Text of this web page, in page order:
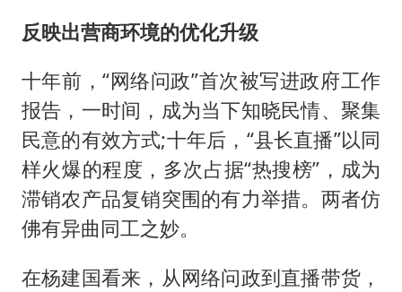
反映出营商环境的优化升级
十年前，“网络问政”首次被写进政府工作
报告，一时间，成为当下知晓民情、聚集
民意的有效方式;十年后，“县长直播”以同
样火爆的程度，多次占据“热搜榜”，成为
滞销农产品复销突围的有力举措。两者仿
佛有异曲同工之妙。
在杨建国看来，从网络问政到直播带货，